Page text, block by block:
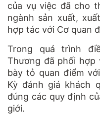
của vụ việc đã cho
ngành sản xuất,
hợp tác với Cơ quan
Trong quá trình
Thương đã phối hợp
bày tỏ quan điểm
Kỳ đánh giá khách
đúng các quy định
giới.